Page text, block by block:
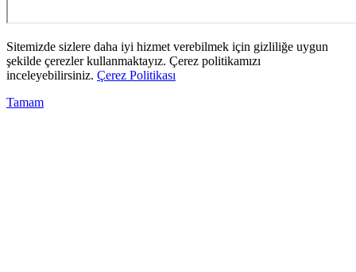
Sitemizde sizlere daha iyi hizmet verebilmek için gizliliğe uygun
şekilde çerezler kullanmaktayız. Çerez politikamızı
inceleyebilirsiniz. Çerez Politikası
Tamam